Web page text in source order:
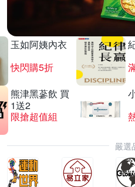
玉如阿姨內衣
快閃購5折
熊津黑蔘飲 買
1送2
限搶超值組
嚴選